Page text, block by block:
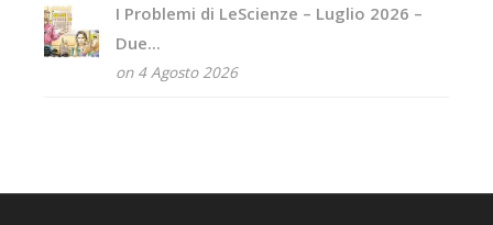
I Problemi di LeScienze – Luglio 2026 –
Due...
on 4 Agosto 2026